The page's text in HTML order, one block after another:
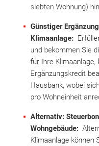
siebten Wohnung)
Günstiger
Klimaanlage:
und bekommen Sie
für Ihre Klimaanlage,
Ergänzungskredit
Hausbank, wobei
pro Wohneinheit
Alternativ:
Wohngebäude:
Klimaanlage können